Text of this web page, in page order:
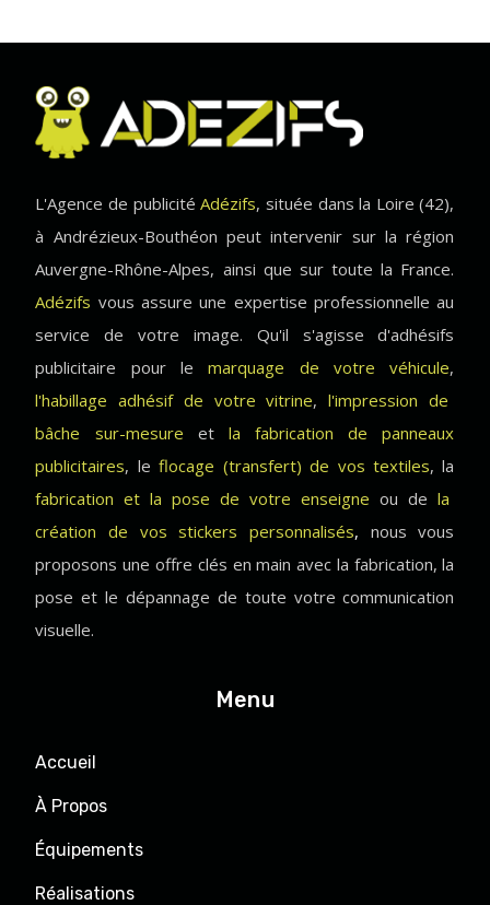
L'Agence de publicitéAdézifs, située dans la Loire (42),
à Andrézieux-Bouthéon peut intervenir sur la région
Auvergne-Rhône-Alpes, ainsi que sur toute la France.
Adézifs vous assure une expertise professionnelle au
service de votre image. Qu'il s'agisse d'adhésifs
publicitaire pour lemarquage de votre véhicule,
l'habillage adhésif de votre vitrine, l'impression de
bâche sur-mesure
et la fabrication de panneaux
publicitaires, le flocage (transfert) de vos textiles, la
fabrication et la pose de votre enseigne ou de la
création de vos stickers personnalisés, nous vous
proposons une offre clés en main avec la fabrication, la
pose et le dépannage de toute votre communication
visuelle.
Menu
Accueil
À Propos
Équipements
Réalisations